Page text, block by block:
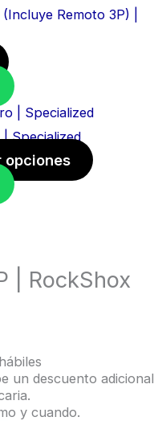
Remoto 3P) |
Specialized
opciones
| RockShox
un descuento adicional
y cuando.